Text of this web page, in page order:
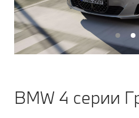
BMW 4 серии